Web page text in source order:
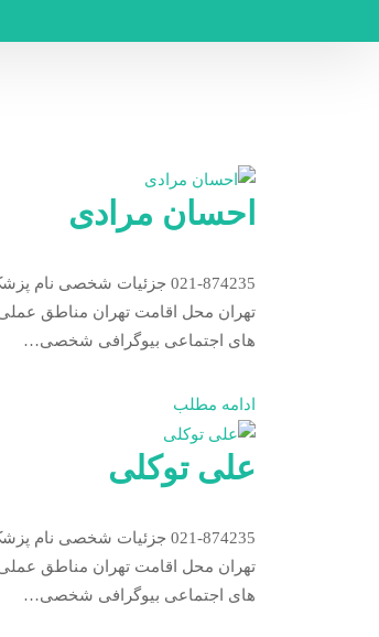
احسان مرادی
تهران محل اقامت تهران مناطق عملی
های اجتماعی بیوگرافی شخصی…
ادامه مطلب
علی توکلی
تهران محل اقامت تهران مناطق عملی
های اجتماعی بیوگرافی شخصی…